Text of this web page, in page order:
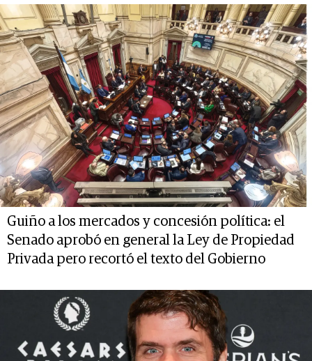
Guiño a los mercados y concesión política: el
Senado aprobó en general la Ley de Propiedad
Privada pero recortó el texto del Gobierno